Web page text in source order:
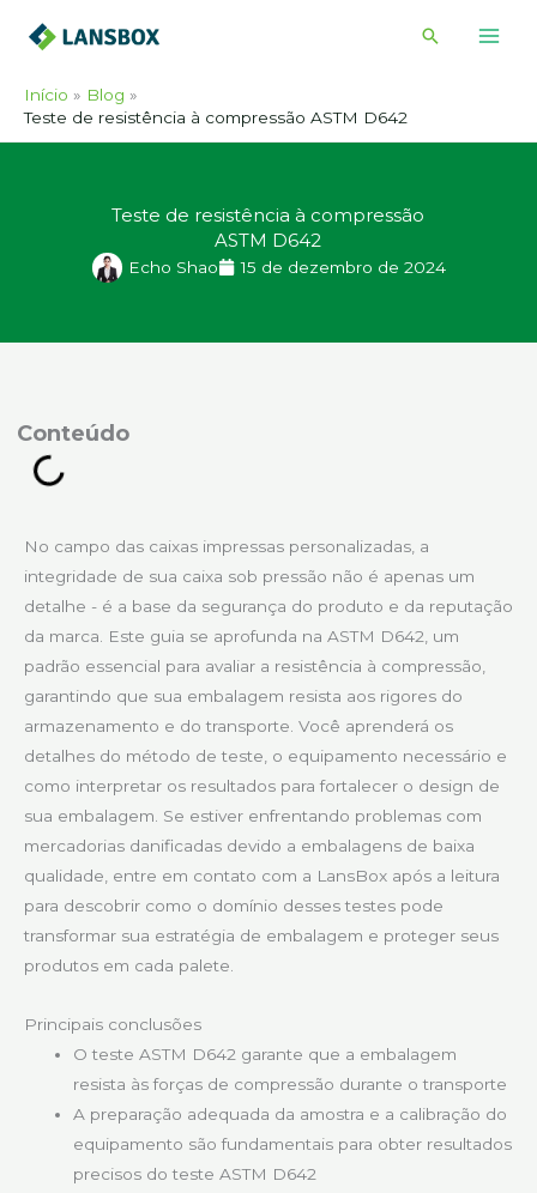
para
conteúdo
Pesquisar
Início
Blog
Teste de resistência à compressão ASTM D642
Teste de resistência à compressão
ASTM D642
Echo Shao 15 de dezembro de 2024
No campo das caixas impressas personalizadas, a
integridade de sua caixa sob pressão não é apenas um
detalhe - é a base da segurança do produto e da reputação
da marca. Este guia se aprofunda na ASTM D642, um
padrão essencial para avaliar a resistência à compressão,
garantindo que sua embalagem resista aos rigores do
armazenamento e do transporte. Você aprenderá os
detalhes do método de teste, o equipamento necessário e
como interpretar os resultados para fortalecer o design de
sua embalagem. Se estiver enfrentando problemas com
mercadorias danificadas devido a embalagens de baixa
qualidade, entre em contato com a LansBox após a leitura
para descobrir como o domínio desses testes pode
transformar sua estratégia de embalagem e proteger seus
produtos em cada palete.
Principais conclusões
O teste ASTM D642 garante que a embalagem
resista às forças de compressão durante o transporte
A preparação adequada da amostra e a calibração do
equipamento são fundamentais para obter resultados
precisos do teste ASTM D642